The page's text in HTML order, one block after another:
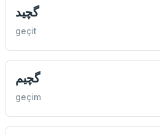
گچيد
geçit
گچيم
geçim